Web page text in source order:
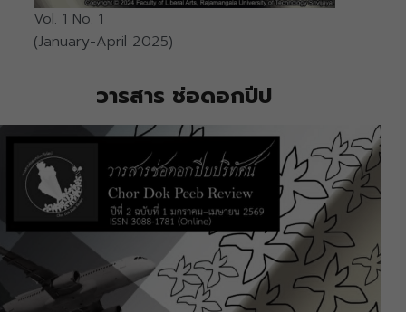
Vol. 1 No. 1
(January-April 2025)
วารสาร ช่อดอกปีป